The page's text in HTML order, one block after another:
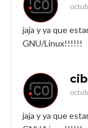
jaja y ya que
GNU/Linux!!!!!!
jaja y ya que